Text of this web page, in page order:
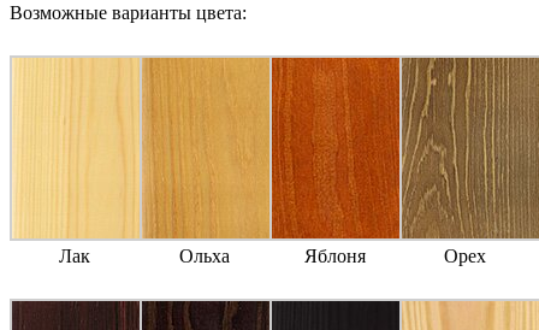
Возможные варианты цвета:
Лак Ольха Яблоня Орех